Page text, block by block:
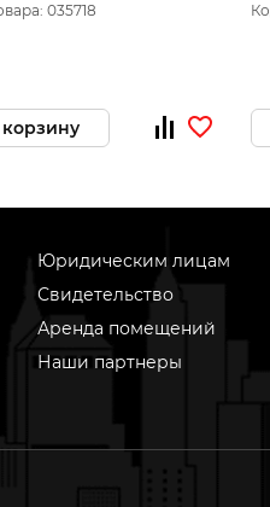
035718
Юридическим лицам
Свидетельство
Аренда помещений
Наши партнеры